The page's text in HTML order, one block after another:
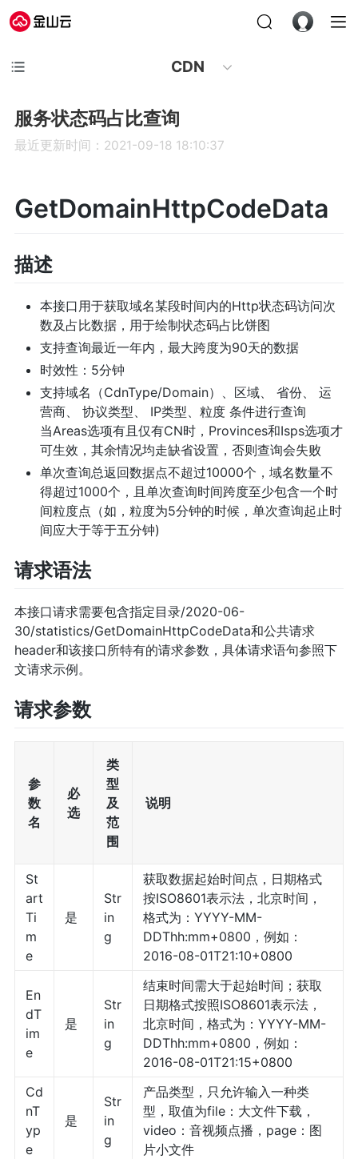
CDN
服务状态码占比查询
最近更新时间：2021-09-18 18:10:37
GetDomainHttpCodeData
描述
本接口用于获取域名某段时间内的Http状态码访问次
数及占比数据，用于绘制状态码占比饼图
支持查询最近一年内，最大跨度为90天的数据
时效性：5分钟
支持域名（CdnType/Domain）、区域、 省份、 运
营商、 协议类型、 IP类型、粒度 条件进行查询
当Areas选项有且仅有CN时，Provinces和Isps选项才
可生效，其余情况均走缺省设置，否则查询会失败
单次查询总返回数据点不超过10000个，域名数量不
得超过1000个，且单次查询时间跨度至少包含一个时
间粒度点（如，粒度为5分钟的时候，单次查询起止时
间应大于等于五分钟)
请求语法
本接口请求需要包含指定目录/2020-06-
30/statistics/GetDomainHttpCodeData和公共请求
header和该接口所特有的请求参数，具体请求语句参照下
文请求示例。
请求参数
参
数
名
必
选
类
型
及
范
围
说明
St
art
Ti
m
e
是
Str
in
g
获取数据起始时间点，日期格式
按ISO8601表示法，北京时间，
格式为：YYYY-MM-
DDThh:mm+0800，例如：
2016-08-01T21:10+0800
En
dT
im
e
是
Str
in
g
结束时间需大于起始时间；获取
日期格式按照ISO8601表示法，
北京时间，格式为：YYYY-MM-
DDThh:mm+0800，例如：
2016-08-01T21:15+0800
Cd
nT
yp
e
是
Str
in
g
产品类型，只允许输入一种类
型，取值为file：大文件下载，
video：音视频点播，page：图
片小文件